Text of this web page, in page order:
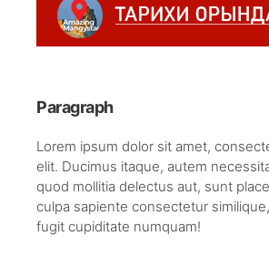
Paragraph
Lorem ipsum dolor sit amet,
elit. Ducimus itaque, autem
quod mollitia delectus aut, sunt
culpa sapiente consectetur
fugit cupiditate numquam!